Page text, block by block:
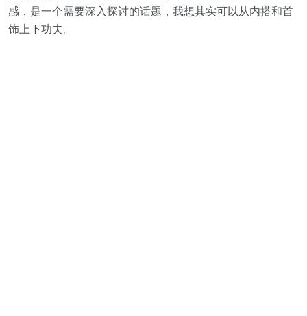
感，是一个需要深入探讨的话题，我想其实可以从内搭和首
饰上下功夫。